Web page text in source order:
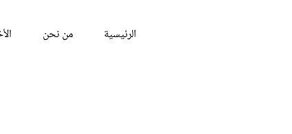
الرئيسية من نحن